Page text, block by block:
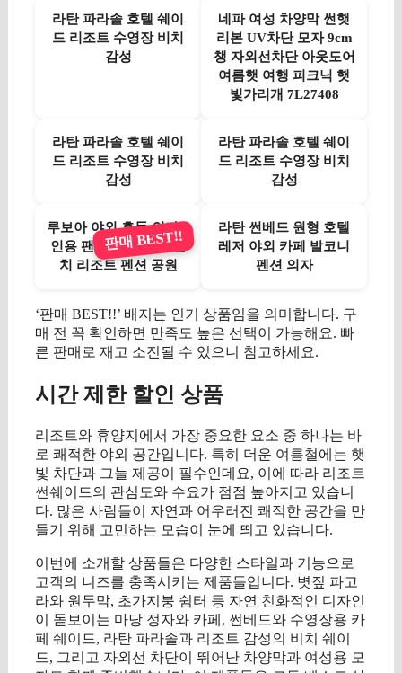
라탄 파라솔 호텔 쉐이
드 리조트 수영장 비치
감성
네파 여성 차양막 썬햇
리본 UV차단 모자 9cm
챙 자외선차단 아웃도어
여름햇 여행 피크닉 햇
빛가리개 7L27408
라탄 파라솔 호텔 쉐이
드 리조트 수영장 비치
감성
라탄 파라솔 호텔 쉐이
드 리조트 수영장 비치
감성
루보아 야외 흔들 의자 2
인용 팬션 그네 정원 벤
치 리조트 펜션 공원
판매 BEST!!
라탄 썬베드 원형 호텔
레저 야외 카페 발코니
펜션 의자
‘판매 BEST!!’ 배지는 인기 상품임을 의미합니다. 구
매 전 꼭 확인하면 만족도 높은 선택이 가능해요. 빠
른 판매로 재고 소진될 수 있으니 참고하세요.
시간 제한 할인 상품
리조트와 휴양지에서 가장 중요한 요소 중 하나는 바
로 쾌적한 야외 공간입니다. 특히 더운 여름철에는 햇
빛 차단과 그늘 제공이 필수인데요, 이에 따라 리조트
썬쉐이드의 관심도와 수요가 점점 높아지고 있습니
다. 많은 사람들이 자연과 어우러진 쾌적한 공간을 만
들기 위해 고민하는 모습이 눈에 띄고 있습니다.
이번에 소개할 상품들은 다양한 스타일과 기능으로
고객의 니즈를 충족시키는 제품들입니다. 볏짚 파고
라와 원두막, 초가지붕 쉼터 등 자연 친화적인 디자인
이 돋보이는 마당 정자와 카페, 썬베드와 수영장용 카
페 쉐이드, 라탄 파라솔과 리조트 감성의 비치 쉐이
드, 그리고 자외선 차단이 뛰어난 차양막과 여성용 모